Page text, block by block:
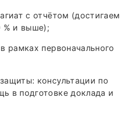
с отчётом (достигаем
% и выше);
рамках первоначального
консультации по
в подготовке доклада и